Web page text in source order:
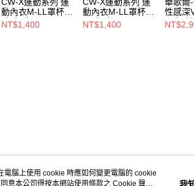
動內衣M-LL罩杯
(灰色系)
CB9030SG
NT$1,400
動內衣M-LL罩杯
(黑色系)
CB9030BL
NT$1,400
性感深
內衣(魅
腦上使用 cookie 時應如何變更電腦的 cookie
意本公司得按本網站使用條款之 Cookie 聲明